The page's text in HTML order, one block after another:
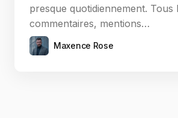
presque quotidiennement. Tous
commentaires, mentions…
Maxence Rose